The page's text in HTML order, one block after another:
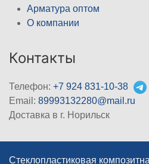
Арматура оптом
О компании
Контакты
Телефон: +7 924 831-10-38
Email: 89993132280@mail.ru
Доставка в г. Норильск
Стеклопластиковая